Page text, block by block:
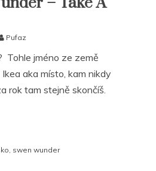
Pufaz
Tohle jméno ze země
aka místo, kam nikdy
rok tam stejně skončíš.
swen wunder